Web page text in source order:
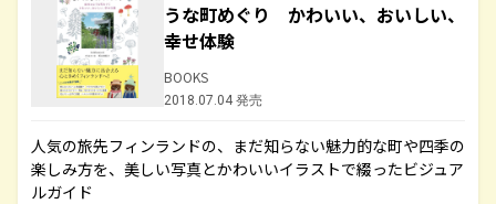
うな町めぐり かわいい、おいしい、
幸せ体験
BOOKS
2018.07.04 発売
人気の旅先フィンランドの、まだ知らない魅力的な町や四季の
楽しみ方を、美しい写真とかわいいイラストで綴ったビジュア
ルガイド